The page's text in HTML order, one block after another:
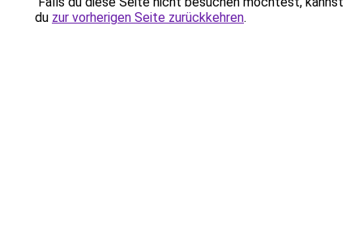
du zur vorherigen Seite zurückkehren.